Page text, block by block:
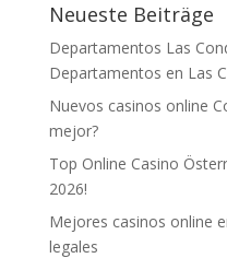
Neueste Beiträge
Departamentos Las
Departamentos en Las
Nuevos casinos online
mejor?
Top Online Casino
2026!
Mejores casinos online
legales